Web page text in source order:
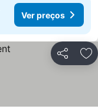
Ver preços
Partilhar